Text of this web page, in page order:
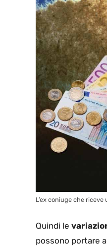
L’ex coniuge che
Quindi le
possono portare